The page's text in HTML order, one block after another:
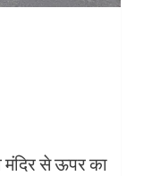
से ऊपर का